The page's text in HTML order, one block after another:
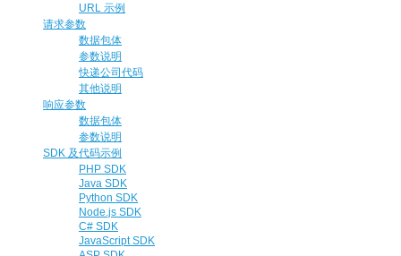
URL 示例
请求参数
数据包体
参数说明
快递公司代码
其他说明
响应参数
数据包体
参数说明
SDK 及代码示例
PHP SDK
Java SDK
Python SDK
Node.js SDK
C# SDK
JavaScript SDK